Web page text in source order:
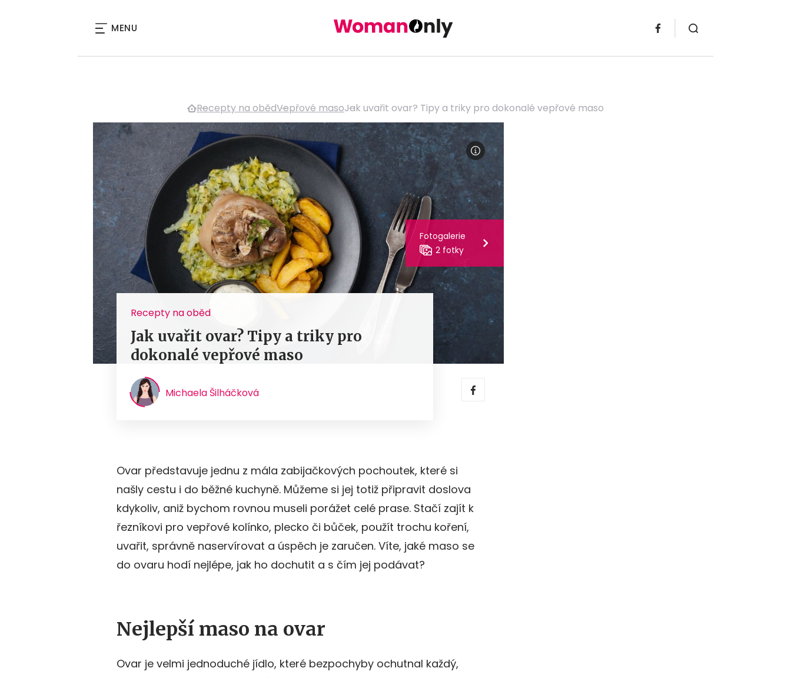
MENU
Recepty na obědVepřové masoJak uvařit ovar? Tipy a triky pro dokonalé vepřové maso
Fotogalerie
2 fotky
Recepty na oběd
Jak uvařit ovar? Tipy a triky pro
dokonalé vepřové maso
Michaela Šilháčková
Ovar představuje jednu z mála zabijačkových pochoutek, které si
našly cestu i do běžné kuchyně. Můžeme si jej totiž připravit doslova
kdykoliv, aniž bychom rovnou museli porážet celé prase. Stačí zajít k
řezníkovi pro vepřové kolínko, plecko či bůček, použít trochu koření,
uvařit, správně naservírovat a úspěch je zaručen. Víte, jaké maso se
do ovaru hodí nejlépe, jak ho dochutit a s čím jej podávat?
Nejlepší maso na ovar
Ovar je velmi jednoduché jídlo, které bezpochyby ochutnal každý,